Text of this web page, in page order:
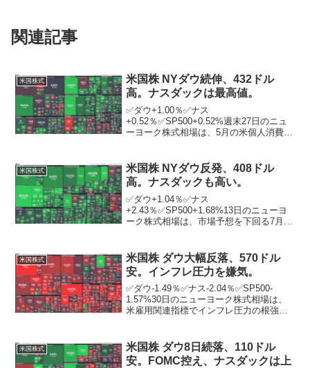
関連記事
米国株式
米国株 NYダウ続伸、432ドル
高。ナスダックは最高値。
✅ダウ+1.00％✅ナス
+0.52％✅SP500+0.52%週末27日のニュ
ーヨーク株式相場は、5月の米個人消費支
続伸。ハイテク株中心のナスダック総合
指数は105．5...
米国株式
米国株 NYダウ反発、408ドル
高。ナスダックも高い。
✅ダウ+1.04％✅ナス
+2.43％✅SP500+1.68%13日のニューヨ
ーク株式相場は、市場予想を下回る7月の
た7月のPPIは前月比で0．1％上昇、前年
同月比で...
米国株式
米国株 ダウ大幅反落、570ドル
安。インフレ圧力を嫌気。
✅ダウ-1.49％✅ナス-2.04％✅SP500-
1.57%30日のニューヨーク株式相場は、
米雇用関連指標でインフレ圧力の根強さ
来高は前日比3億517万株増の11億7...
米国株式
米国株 ダウ8日続落、110ドル
安。FOMC控え、ナスダックは上